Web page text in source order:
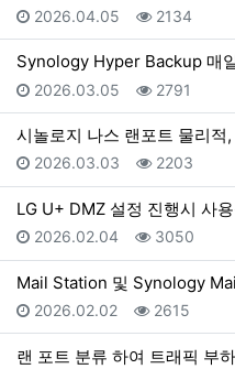
등록일
2026.04.05 조회
2134
Synology Hyper Backup 매
등록일
2026.03.05 조회
2791
시놀로지 나스 랜포트 물리
등록일
2026.03.03 조회
2203
LG U+ DMZ 설정 진행시 사
등록일
2026.02.04 조회
3050
Mail Station 및 Synology
등록일
2026.02.02 조회
2615
랜 포트 분류 하여 트래픽 부